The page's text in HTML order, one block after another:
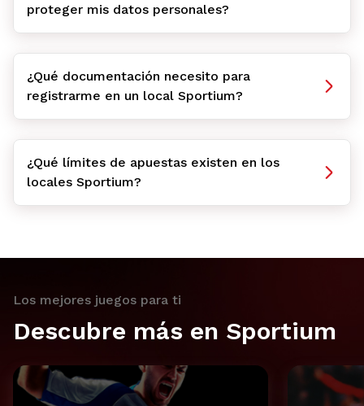
proteger mis datos personales?
¿Qué documentación necesito para
registrarme en un local Sportium?
¿Qué límites de apuestas existen en los
locales Sportium?
Los mejores juegos para ti
Descubre más en Sportium